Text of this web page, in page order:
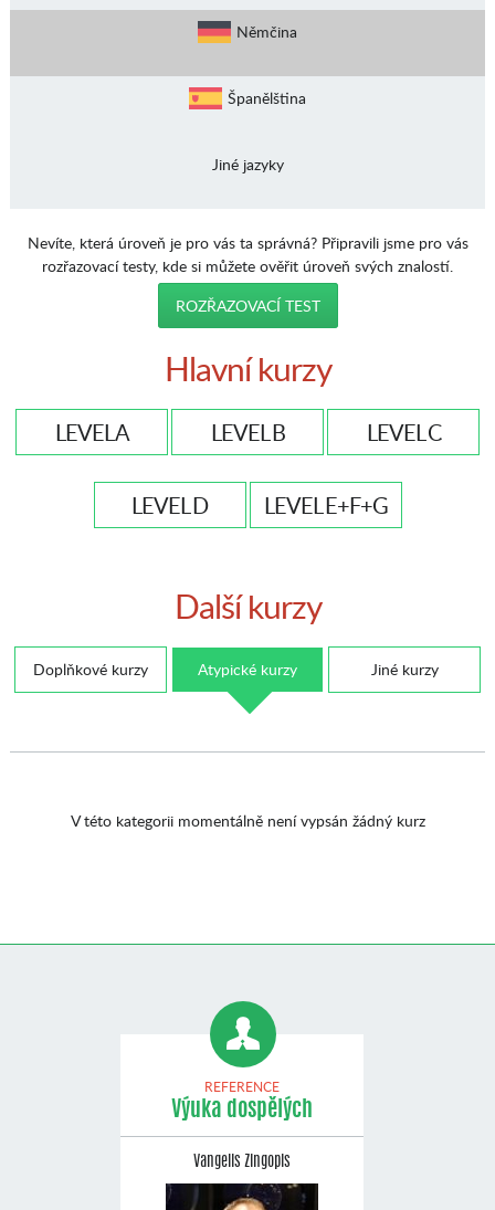
Němčina
Španělština
Jiné jazyky
Nevíte, která úroveň je pro vás ta správná? Připravili jsme pro vás
rozřazovací testy, kde si můžete ověřit úroveň svých znalostí.
ROZŘAZOVACÍ TEST
Hlavní kurzy
LEVEL A LEVEL B LEVEL C
LEVEL D LEVEL E+F+G
Další kurzy
Doplňkové kurzy Atypické kurzy Jiné kurzy
V této kategorii momentálně není vypsán žádný kurz
REFERENCE
Výuka dospělých
Vangelis Zingopis